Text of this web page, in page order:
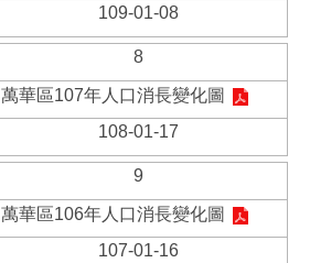
109-01-08
8
萬華區107年人口消長變化圖
108-01-17
9
萬華區106年人口消長變化圖
107-01-16